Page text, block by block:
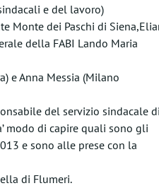
e del lavoro)
Monte dei Paschi di
della FABI Lando Maria
e Anna Messia (Milano
del servizio sindacale di
modo di capire quali sono gli
e sono alle prese con la
di Flumeri.